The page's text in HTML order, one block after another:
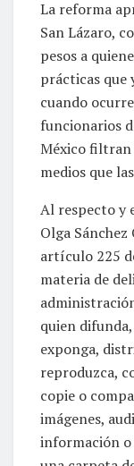
La reforma
San Lázaro,
pesos a
prácticas que
cuando
funcionarios
México filtran
medios que
Al respecto y
Olga
artículo 225
materia de
quien
exponga,
reproduzca,
copie o
imágenes,
información o